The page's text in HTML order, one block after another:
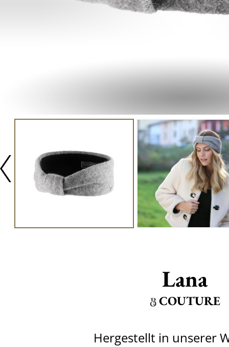
Lana
COUTURE
Hergestellt in unserer